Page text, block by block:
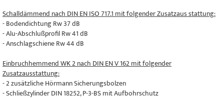
Schalldämmend nach DIN EN ISO 717.1 mit folgender Zusatzaus stattung:
- Bodendichtung Rw 37 dB
- Alu-Abschlußprofil Rw 41 dB
- Anschlagschiene Rw 44 dB
Einbruchhemmend WK 2 nach DIN EN V 162 mit folgender
Zusatzausstattung:
- 2 zusätzliche Hörmann Sicherungsbolzen
- Schließzylinder DIN 18252, P-3-BS mit Aufbohrschutz